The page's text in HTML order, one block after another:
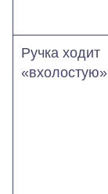
Ручка ходит
«вхолостую»